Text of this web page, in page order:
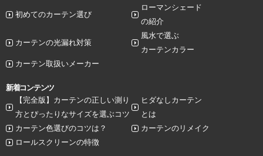
初めてのカーテン選び
ローマンシェード
の紹介
カーテンの光漏れ対策
風水で選ぶ
カーテンカラー
カーテン取扱いメーカー
新着コンテンツ
【完全版】カーテンの正しい測り
方とぴったりなサイズを選ぶコツ
ヒダなしカーテン
とは
カーテン色選びのコツは？
カーテンのリメイク
ロールスクリーンの特徴